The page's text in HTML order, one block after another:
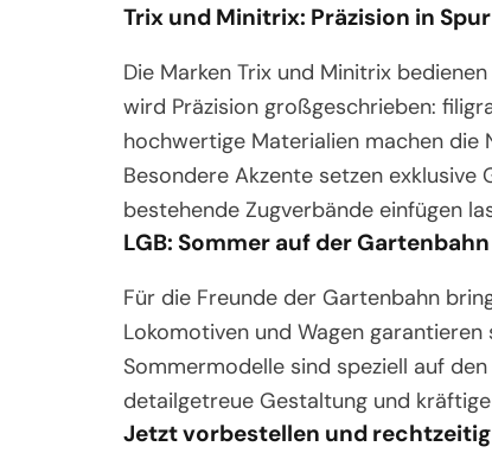
Trix und Minitrix: Präzision in
Die Marken Trix und Minitrix
wird Präzision großgeschrieben:
hochwertige Materialien machen die
Besondere Akzente setzen
bestehende Zugverbände einfügen
LGB: Sommer auf der Gartenbahn
Für die Freunde der Gartenbahn
Lokomotiven und Wagen
Sommermodelle sind speziell auf
detailgetreue Gestaltung und
Jetzt vorbestellen und